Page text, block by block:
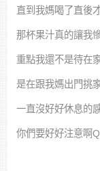
直到我媽喝了直後
那杯果汁真的讓我
重點我還不是待在
是在跟我媽出門挑
一直沒好好休息的
你們要好好注意啊